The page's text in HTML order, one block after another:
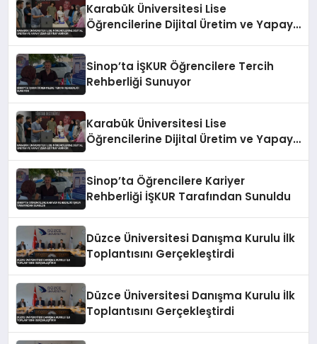
Karabük Üniversitesi Lise
Öğrencilerine Dijital Üretim ve Yapay
Sinop’ta İŞKUR Öğrencilere Tercih
Rehberliği Sunuyor
Karabük Üniversitesi Lise
Öğrencilerine Dijital Üretim ve Yapay
Sinop’ta Öğrencilere Kariyer
Rehberliği İŞKUR Tarafından Sunuldu
Düzce Üniversitesi Danışma Kurulu İlk
Toplantısını Gerçekleştirdi
Düzce Üniversitesi Danışma Kurulu İlk
Toplantısını Gerçekleştirdi